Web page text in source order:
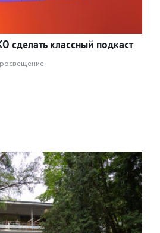
сделать классный подкаст